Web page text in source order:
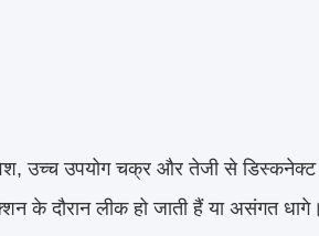
उच्च उपयोग चक्र और तेजी से डिस्कनेक्ट
के दौरान लीक हो जाती हैं या असंगत धागे।